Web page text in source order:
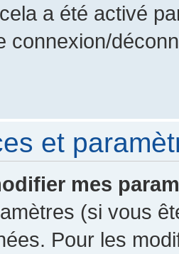
a été activé
connexion/
et
mes
(si vous
Pour les